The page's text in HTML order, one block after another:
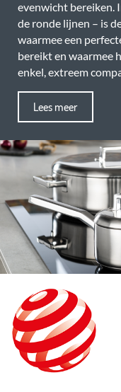
evenwicht bereiken.
de ronde lijnen – is
waarmee een
bereikt en waarmee
enkel, extreem
Lees meer